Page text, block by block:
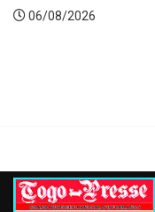
06/08/2026